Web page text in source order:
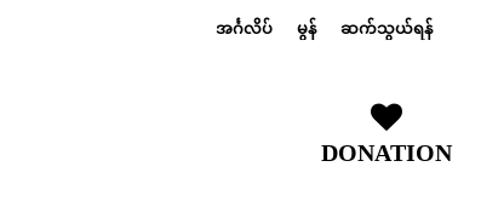
အင်္ဂလိပ် မွန် ဆက်သွယ်ရန်
DONATION